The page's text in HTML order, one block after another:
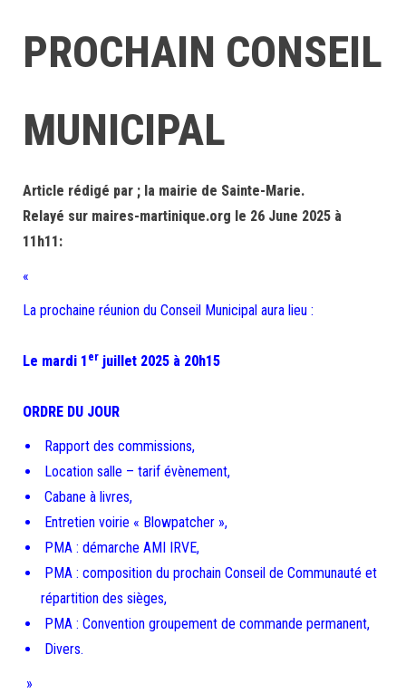
PROCHAIN CONSEIL
MUNICIPAL
Article rédigé par ; la mairie de Sainte-Marie.
Relayé sur maires-martinique.org le 26 June 2025 à
11h11:
«
La prochaine réunion du Conseil Municipal aura lieu :
Le mardi 1 er juillet 2025 à 20h15
ORDRE DU JOUR
Rapport des commissions,
Location salle – tarif évènement,
Cabane à livres,
Entretien voirie « Blowpatcher »,
PMA : démarche AMI IRVE,
PMA : composition du prochain Conseil de Communauté et
répartition des sièges,
PMA : Convention groupement de commande permanent,
Divers.
»